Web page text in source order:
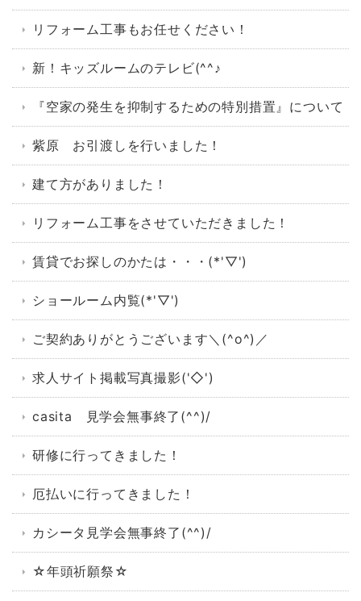
リフォーム工事もお任せください！
新！キッズルームのテレビ(^^♪
『空家の発生を抑制するための特別措置』について
紫原 お引渡しを行いました！
建て方がありました！
リフォーム工事をさせていただきました！
賃貸でお探しのかたは・・・(*'▽')
ショールーム内覧(*'▽')
ご契約ありがとうございます＼(^o^)／
求人サイト掲載写真撮影('◇')ゞ
casita 見学会無事終了(^^)/
研修に行ってきました！
厄払いに行ってきました！
カシータ見学会無事終了(^^)/
☆年頭祈願祭☆